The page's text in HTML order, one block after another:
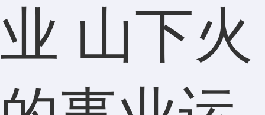
业 山下火